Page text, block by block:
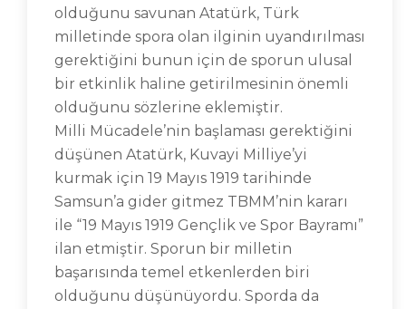
olduğunu savunan Atatürk, Türk
milletinde spora olan ilginin uyandırılması
gerektiğini bunun için de sporun ulusal
bir etkinlik haline getirilmesinin önemli
olduğunu sözlerine eklemiştir.
Milli Mücadele’nin başlaması gerektiğini
düşünen Atatürk, Kuvayi Milliye’yi
kurmak için 19 Mayıs 1919 tarihinde
Samsun’a gider gitmez TBMM’nin kararı
ile “19 Mayıs 1919 Gençlik ve Spor Bayramı”
ilan etmiştir. Sporun bir milletin
başarısında temel etkenlerden biri
olduğunu düşünüyordu. Sporda da